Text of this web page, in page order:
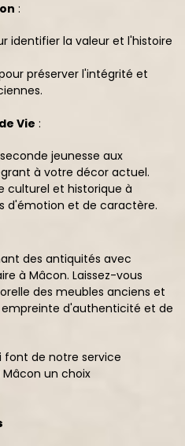
:
identifier la valeur et l'histoire
préserver l'intégrité et
Vie :
jeunesse aux
à votre décor actuel.
culturel et historique à
d'émotion et de caractère.
des antiquités avec
à Mâcon. Laissez-vous
des meubles anciens et
d'authenticité et de
font de notre service
un choix